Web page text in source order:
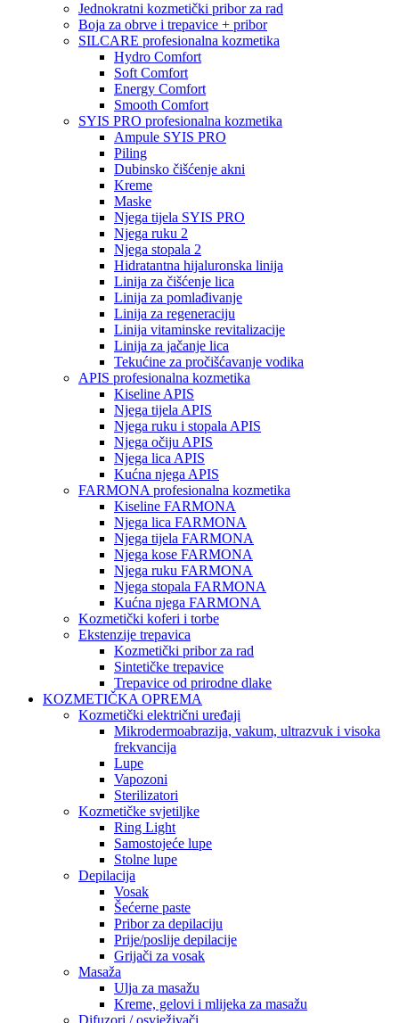
Jednokratni kozmetički pribor za rad
Boja za obrve i trepavice + pribor
SILCARE profesionalna kozmetika
Hydro Comfort
Soft Comfort
Energy Comfort
Smooth Comfort
SYIS PRO profesionalna kozmetika
Ampule SYIS PRO
Piling
Dubinsko čišćenje akni
Kreme
Maske
Njega tijela SYIS PRO
Njega ruku 2
Njega stopala 2
Hidratantna hijaluronska linija
Linija za čišćenje lica
Linija za pomlađivanje
Linija za regeneraciju
Linija vitaminske revitalizacije
Linija za jačanje lica
Tekućine za pročišćavanje vodika
APIS profesionalna kozmetika
Kiseline APIS
Njega tijela APIS
Njega ruku i stopala APIS
Njega očiju APIS
Njega lica APIS
Kućna njega APIS
FARMONA profesionalna kozmetika
Kiseline FARMONA
Njega lica FARMONA
Njega tijela FARMONA
Njega kose FARMONA
Njega ruku FARMONA
Njega stopala FARMONA
Kućna njega FARMONA
Kozmetički koferi i torbe
Ekstenzije trepavica
Kozmetički pribor za rad
Sintetičke trepavice
Trepavice od prirodne dlake
KOZMETIČKA OPREMA
Kozmetički električni uređaji
Mikrodermoabrazija, vakum, ultrazvuk i visoka
frekvancija
Lupe
Vapozoni
Sterilizatori
Kozmetičke svjetiljke
Ring Light
Samostojeće lupe
Stolne lupe
Depilacija
Vosak
Šećerne paste
Pribor za depilaciju
Prije/poslije depilacije
Grijači za vosak
Masaža
Ulja za masažu
Kreme, gelovi i mlijeka za masažu
Difuzori / osvježivači